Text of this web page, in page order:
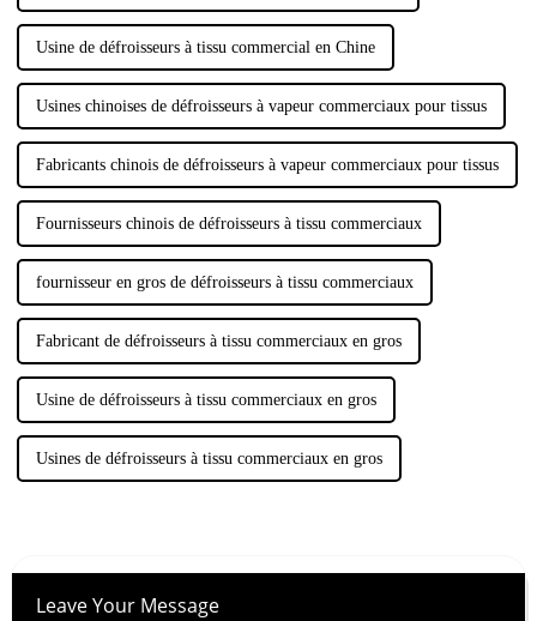
Usine de défroisseurs à tissu commercial en Chine
Usines chinoises de défroisseurs à vapeur commerciaux pour tissus
Fabricants chinois de défroisseurs à vapeur commerciaux pour tissus
Fournisseurs chinois de défroisseurs à tissu commerciaux
fournisseur en gros de défroisseurs à tissu commerciaux
Fabricant de défroisseurs à tissu commerciaux en gros
Usine de défroisseurs à tissu commerciaux en gros
Usines de défroisseurs à tissu commerciaux en gros
Leave Your Message